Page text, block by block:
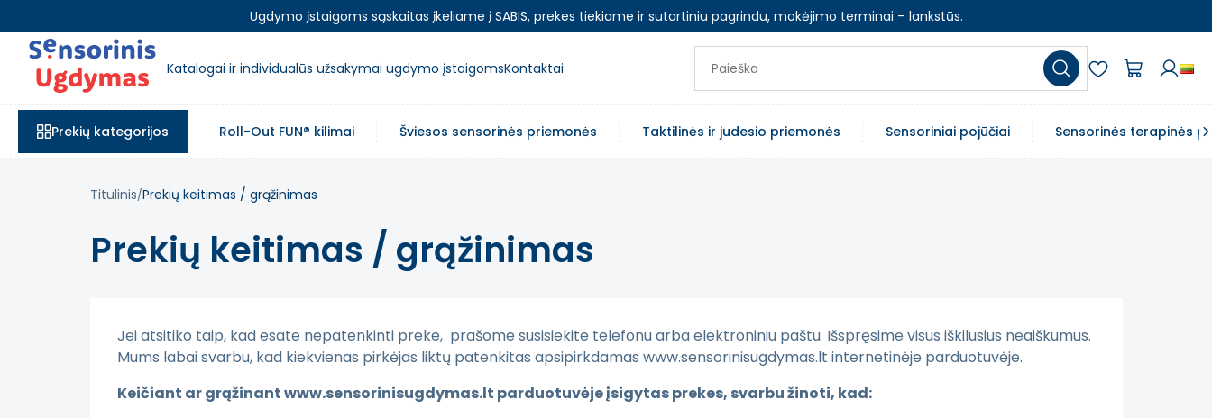
Ugdymo įstaigoms sąskaitas įkeliame į SABIS, prekes tiekiame ir sutartiniu pagrindu, mokėjimo terminai – lankstūs.
Katalogai ir individualūs užsakymai ugdymo įstaigomsKontaktai
Prekių kategorijos Roll-Out FUN® kilimai Šviesos sensorinės priemonės Taktilinės ir judesio priemonės Sensoriniai pojūčiai Sensorinės terapinės
Titulinis Prekių keitimas / grąžinimas
Prekių keitimas / grąžinimas
Jei atsitiko taip, kad esate nepatenkinti preke, prašome susisiekite telefonu arba elektroniniu paštu. Išspręsime visus iškilusius neaiškumus.
Mums labai svarbu, kad kiekvienas pirkėjas liktų patenkitas apsipirkdamas www.sensorinisugdymas.lt internetinėje parduotuvėje.
Keičiant ar grąžinant www.sensorinisugdymas.lt parduotuvėje įsigytas prekes, svarbu žinoti, kad: